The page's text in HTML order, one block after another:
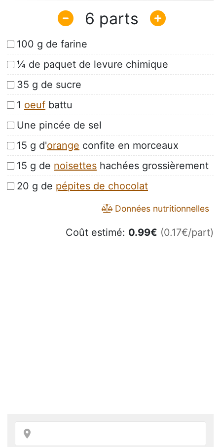
6
100 g de farine
¼ de paquet de levure chimique
35 g de sucre
1 oeuf battu
Une pincée de sel
15 g d'orange confite en morceaux
15 g de noisettes hachées grossièrement
20 g de pépites de chocolat
Données nutritionnelles
Coût estimé: 0.99€ (0.17€/part)